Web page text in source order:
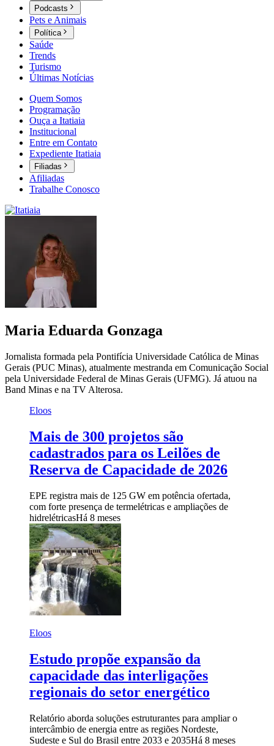
Podcasts
Pets e Animais
Política
Saúde
Trends
Turismo
Últimas Notícias
Quem Somos
Programação
Ouça a Itatiaia
Institucional
Entre em Contato
Expediente Itatiaia
Filiadas
Afiliadas
Trabalhe Conosco
Maria Eduarda Gonzaga
Jornalista formada pela Pontifícia Universidade Católica de Minas
Gerais (PUC Minas), atualmente mestranda em Comunicação Social
pela Universidade Federal de Minas Gerais (UFMG). Já atuou na
Band Minas e na TV Alterosa.
Eloos
Mais de 300 projetos são
cadastrados para os Leilões de
Reserva de Capacidade de 2026
EPE registra mais de 125 GW em potência ofertada,
com forte presença de termelétricas e ampliações de
hidrelétricasHá 8 meses
Eloos
Estudo propõe expansão da
capacidade das interligações
regionais do setor energético
Relatório aborda soluções estruturantes para ampliar o
intercâmbio de energia entre as regiões Nordeste,
Sudeste e Sul do Brasil entre 2033 e 2035Há 8 meses